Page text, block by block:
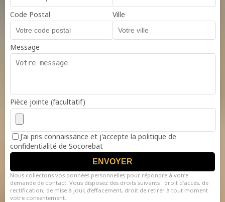
Code Postal Ville
Message
Pièce jointe (facultatif)
J'ai pris connaissance et j'accepte la politique de
confidentialité de Socorebat
ENVOYER
Nous collectons vos données personnelles pour répondre à votre
demande de contact. Vous disposez des droits suivants : droit d’accès, de
rectification, de mise à jour, d’effacement, droit de retirer à tout moment
votre consentement.